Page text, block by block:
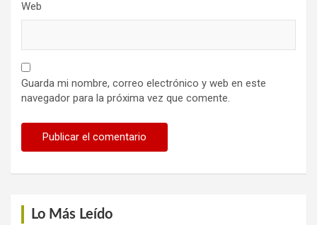
Web
Guarda mi nombre, correo electrónico y web en este
navegador para la próxima vez que comente.
Lo Más Leído